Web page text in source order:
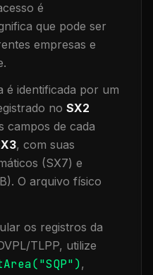
é
que pode ser
empresas e
.
é identificada por um
no SX2
campos de cada
, com suas
(SX7) e
O arquivo físico
os registros da
TLPP, utilize
SQP"),